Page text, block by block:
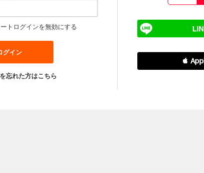
トログインを無効にする
忘れた方はこちら
